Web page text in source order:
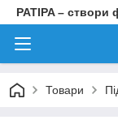
PATIPA – створи
Товари